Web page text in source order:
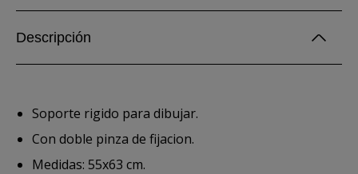
Descripción
Soporte rigido para dibujar.
Con doble pinza de fijacion.
Medidas: 55x63 cm.